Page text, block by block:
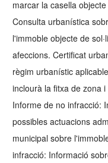
marcar la casella
Consulta urbanística
l'immoble objecte de
afeccions. Certificat
règim urbanístic
inclourà la fitxa de zona
Informe de no infracció:
possibles actuacions
municipal sobre
infracció: Informació